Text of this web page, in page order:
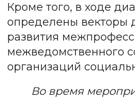
Кроме того, в ходе
определены векторы
развития
межведомственного
организаций
Во время